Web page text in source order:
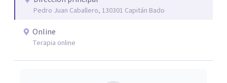
Pedro Juan Caballero, 130301 Capitán Bado
Online
Terapia online